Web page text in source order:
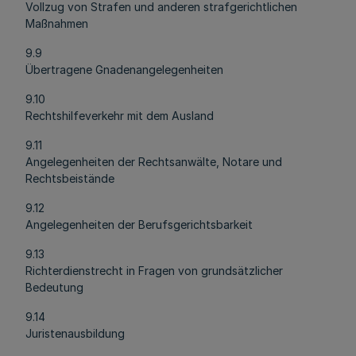
Vollzug von Strafen und anderen strafgerichtlichen
Maßnahmen
9.9
Übertragene Gnadenangelegenheiten
9.10
Rechtshilfeverkehr mit dem Ausland
9.11
Angelegenheiten der Rechtsanwälte, Notare und
Rechtsbeistände
9.12
Angelegenheiten der Berufsgerichtsbarkeit
9.13
Richterdienstrecht in Fragen von grundsätzlicher
Bedeutung
9.14
Juristenausbildung